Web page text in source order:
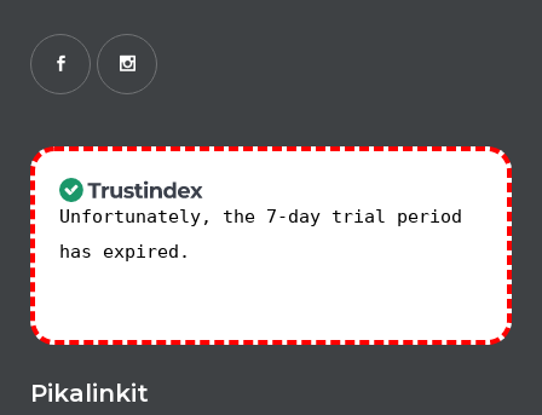
Unfortunately, the 7-day trial period
has expired.
Pikalinkit